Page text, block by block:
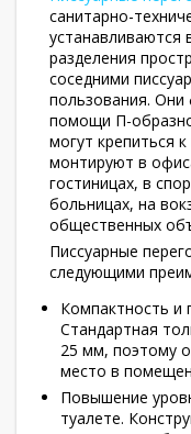
санитарно-
устанавливаются
разделения
соседними
пользования. Они
помощи П-
могут крепиться
монтируют в
гостиницах, в
больницах, на
общественных
Писсуарные
следующими
Компактность и
Стандартная
25 мм, поэтому
место в
Повышение
туалете.